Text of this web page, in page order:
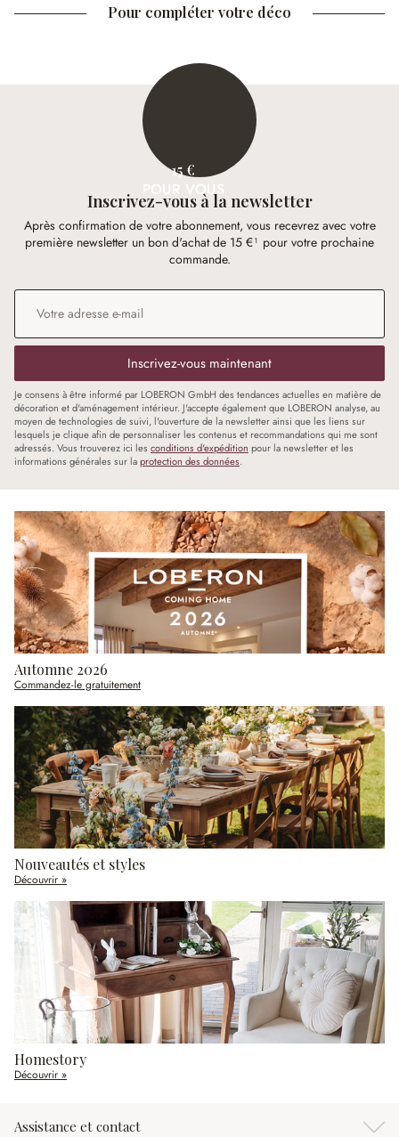
Pour compléter votre déco
15 €
POUR VOUS
Inscrivez-vous à la newsletter
Après confirmation de votre abonnement, vous recevrez avec votre
première newsletter un bon d'achat de 15 €¹ pour votre prochaine
commande.
Adresse e-mail
Inscrivez-vous maintenant
Je consens à être informé par LOBERON GmbH des tendances actuelles en matière de
décoration et d'aménagement intérieur. J'accepte également que LOBERON analyse, au
moyen de technologies de suivi, l'ouverture de la newsletter ainsi que les liens sur
lesquels je clique afin de personnaliser les contenus et recommandations qui me sont
adressés. Vous trouverez ici les conditions d'expédition pour la newsletter et les
informations générales sur laprotection des données.
Automne 2026
Commandez-le gratuitement
Nouveautés et styles
Découvrir »
Homestory
Découvrir »
Assistance et contact